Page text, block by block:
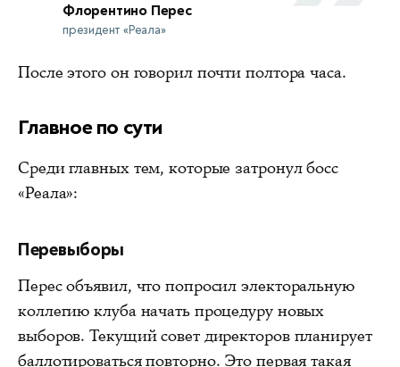
Флорентино Перес
президент «Реала»
После этого он говорил почти полтора часа.
Главное по сути
Среди главных тем, которые затронул босс
«Реала»:
Перевыборы
Перес объявил, что попросил электоральную
коллегию клуба начать процедуру новых
выборов. Текущий совет директоров планирует
баллотироваться повторно. Это первая такая